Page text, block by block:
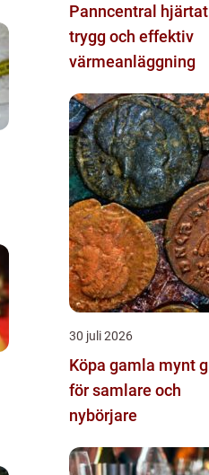
Panncentral hjärtat i en
trygg och effektiv
värmeanläggning
30 juli 2026
Köpa gamla mynt guide
för samlare och
nybörjare